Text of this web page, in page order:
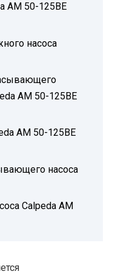
AM 50-125BE
насоса
AM 50-125BE
AM 50-125BE
насоса
Calpeda AM